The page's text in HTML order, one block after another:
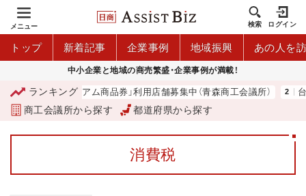
メニュー 検索 ログイン
トップ 新着記事 企業事例 地域振興 あの人を
中小企業と地域の商売繁盛・企業事例が満載！
ランキング
「青森市プレミアム商品券」利用店舗募集中（青森商工会議所） 台湾
商工会議所から探す 都道府県から探す
消費税